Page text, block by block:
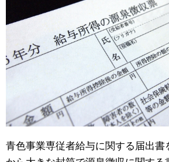
青色事業専従者給与に関する届出書